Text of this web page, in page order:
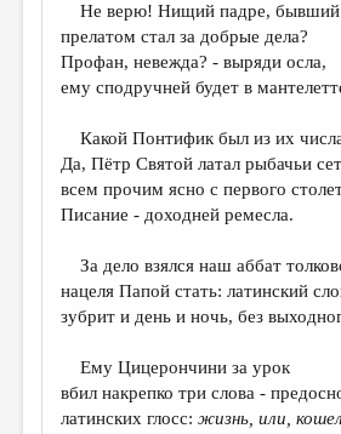
ПРАВИЛА САЙТА
ОТДЕЛЫ И РУБРИКИ
ДАЙДЖЕСТ
ПРОИЗВЕДЕНИЯ
КОНКУРСЫ
КНИЖНАЯ ПОЛКА
ОБЗОР ЛИТЕРАТУРЫ
Не верю! Нищий падре, бывший
прелатом стал за добрые дела?
Профан, невежда? - выряди осла,
ему сподручней будет в
Какой Понтифик был из их
Да, Пётр Святой латал рыбачьи
всем прочим ясно с первого
Писание - доходней ремесла.
За дело взялся наш аббат
нацеля Папой стать: латинский
зубрит и день и ночь, без
Ему Цицерончини за урок
вбил накрепко три слова -
латинских глосс:жизнь, или,